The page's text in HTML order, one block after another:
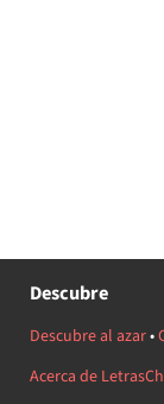
Descubre
Descubre al azar•
Acerca de